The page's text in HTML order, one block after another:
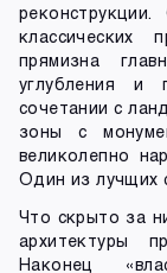
классических
прямизна
углубления и
сочетании с
зоны с
великолепно
Один из лучщих
Что скрыто за
архитектуры
Наконец